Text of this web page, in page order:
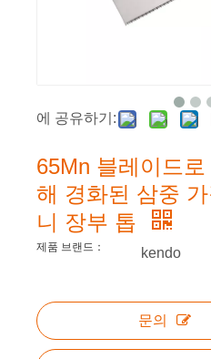
에 공유하기:
65Mn 블레이드
해 경화된 삼중
니 장부 톱
제품 브랜드： kendo
문의